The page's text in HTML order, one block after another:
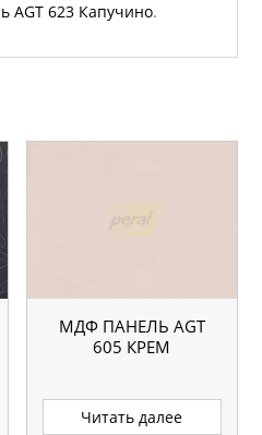
AGT 623 Капучино.
МДФ ПАНЕЛЬ AGT
605 КРЕМ
Читать далее